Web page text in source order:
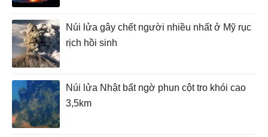
Núi lửa gây chết người nhiều nhất ở Mỹ rục
rịch hồi sinh
Núi lửa Nhật bất ngờ phun cột tro khói cao
3,5km